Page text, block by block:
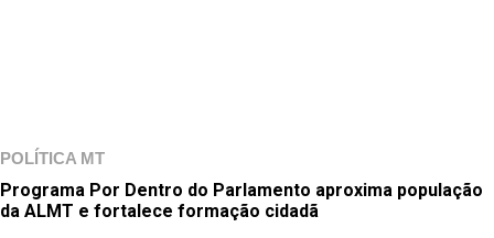
POLÍTICA MT
Programa Por Dentro do Parlamento aproxima população
da ALMT e fortalece formação cidadã